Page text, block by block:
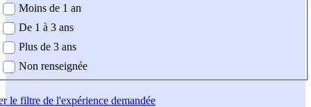
demandée
Moins de 1 an
De 1 à 3 ans
Plus de 3 ans
Non renseignée
le filtre de l'expérience demandée